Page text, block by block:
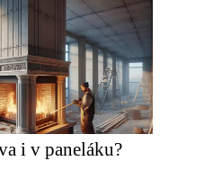
i v paneláku?